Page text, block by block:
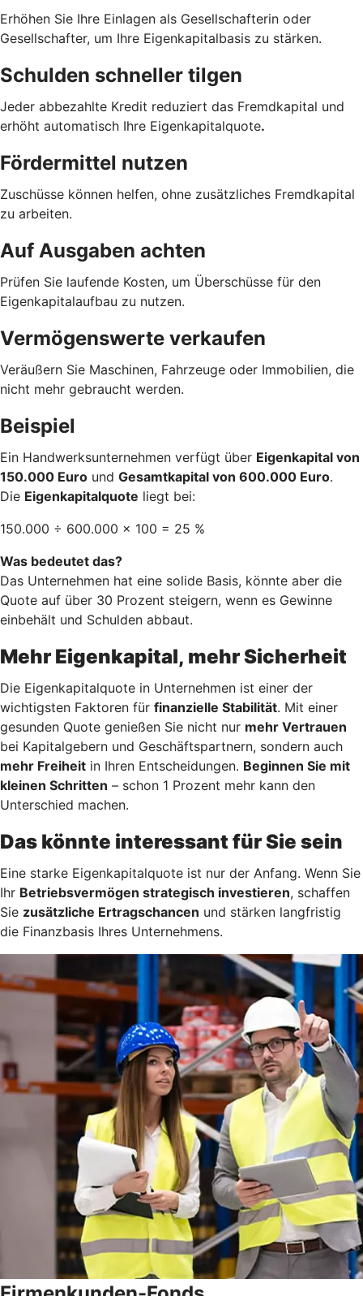
Erhöhen Sie Ihre Einlagen als Gesellschafterin oder
Gesellschafter, um Ihre Eigenkapitalbasis zu stärken.
Schulden schneller tilgen
Jeder abbezahlte Kredit reduziert das Fremdkapital und
erhöht automatisch Ihre Eigenkapitalquote.
Fördermittel nutzen
Zuschüsse können helfen, ohne zusätzliches Fremdkapital
zu arbeiten.
Auf Ausgaben achten
Prüfen Sie laufende Kosten, um Überschüsse für den
Eigenkapitalaufbau zu nutzen.
Vermögenswerte verkaufen
Veräußern Sie Maschinen, Fahrzeuge oder Immobilien, die
nicht mehr gebraucht werden.
Beispiel
Ein Handwerksunternehmen verfügt über Eigenkapital von
150.000 Euro und Gesamtkapital von 600.000 Euro.
Die Eigenkapitalquote liegt bei:
150.000 ÷ 600.000 × 100 = 25 %
Was bedeutet das?
Das Unternehmen hat eine solide Basis, könnte aber die
Quote auf über 30 Prozent steigern, wenn es Gewinne
einbehält und Schulden abbaut.
Mehr Eigenkapital, mehr Sicherheit
Die Eigenkapitalquote in Unternehmen ist einer der
wichtigsten Faktoren für finanzielle Stabilität. Mit einer
gesunden Quote genießen Sie nicht nur mehr Vertrauen
bei Kapitalgebern und Geschäftspartnern, sondern auch
mehr Freiheit in Ihren Entscheidungen. Beginnen Sie mit
kleinen Schritten – schon 1 Prozent mehr kann den
Unterschied machen.
Das könnte interessant für Sie sein
Eine starke Eigenkapitalquote ist nur der Anfang. Wenn Sie
Ihr Betriebsvermögen strategisch investieren, schaffen
Sie zusätzliche Ertragschancen und stärken langfristig
die Finanzbasis Ihres Unternehmens.